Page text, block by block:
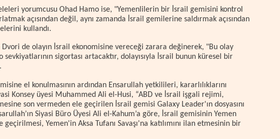
yorumcusu Ohad Hamo ise, "Yemenlilerin bir İsrail gemisini kontrol
açısından değil, aynı zamanda İsrail gemilerine saldırmak açısından
kullandı.
de olayın İsrail ekonomisine vereceği zarara değinerek, "Bu olay
sigortası artacaktır, dolayısıyla İsrail bunun küresel bir
el konulmasının ardından Ensarullah yetkilileri, kararlılıklarını
Konsey üyesi Muhammed Ali el-Husi, “ABD ve İsrail işgali rejimi,
son vermeden ele geçirilen İsrail gemisi Galaxy Leader'ın dosyasını
Siyasi Büro Üyesi Ali el-Kahum’a göre, İsrail gemisinin Yemen
geçirilmesi, Yemen'in Aksa Tufanı Savaşı'na katılımını ilan etmesinin bir